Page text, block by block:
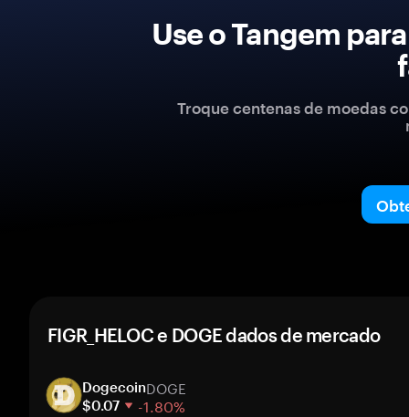
Use o Tangem
Troque centenas de moedas
FIGR_HELOC e DOGE dados de mercado
DogecoinDOGE
$0.07 -1.80%